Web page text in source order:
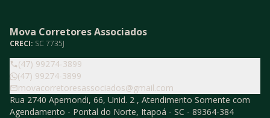
Mova Corretores Associados
CRECI: SC 7735J
(47) 99274-3899
(47) 99274-3899
movacorretoresassociados@gmail.com
Rua 2740 Apemondi, 66, Unid. 2 , Atendimento Somente com
Agendamento - Pontal do Norte, Itapoá - SC - 89364-384